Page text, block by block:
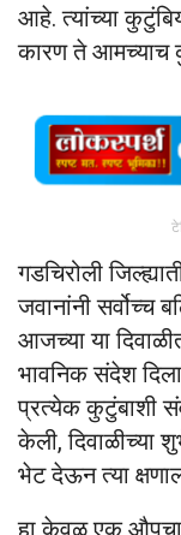
आहे. त्यांच्या
कारण ते आमच्याच
गडचिरोली
जवानांनी सर्वोच्च
आजच्या या
भावनिक संदेश
प्रत्येक कुटुंबाशी
केली, दिवाळीच्या
भेट देऊन त्या